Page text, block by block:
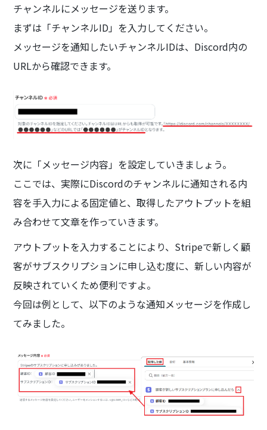
チャンネルにメッセージを送ります。
まずは「チャンネルID」を入力してください。
メッセージを通知したいチャンネルIDは、Discord内の
URLから確認できます。
次に「メッセージ内容」を設定していきましょう。
ここでは、実際にDiscordのチャンネルに通知される内
容を手入力による固定値と、取得したアウトプットを組
み合わせて文章を作っていきます。
アウトプットを入力することにより、Stripeで新しく顧
客がサブスクリプションに申し込む度に、新しい内容が
反映されていくため便利ですよ。
今回は例として、以下のような通知メッセージを作成し
てみました。